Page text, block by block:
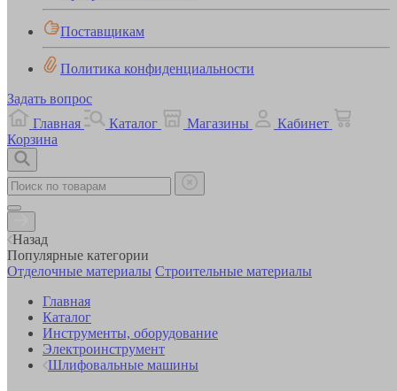
Поставщикам
Политика конфиденциальности
Задать вопрос
Главная
Каталог Магазины
Кабинет
Корзина
Назад
Популярные категории
Отделочные материалы Строительные материалы
Главная
Каталог
Инструменты, оборудование
Электроинструмент
Шлифовальные машины